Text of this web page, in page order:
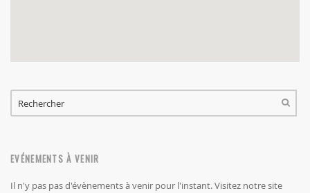
FORMULAIRE DE RECHERCHE
EVÉNEMENTS À VENIR
Il n'y pas pas d'évènements à venir pour l'instant. Visitez notre site